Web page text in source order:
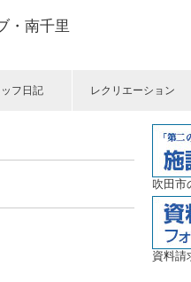
・南千里
フ日記 レクリエーション
吹田市
資料請